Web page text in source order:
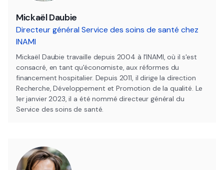
Mickaël Daubie
Directeur général Service des soins de santé chez
INAMI
Mickaël Daubie travaille depuis 2004 à l'INAMI, où il s'est
consacré, en tant qu'économiste, aux réformes du
financement hospitalier. Depuis 2011, il dirige la direction
Recherche, Développement et Promotion de la qualité. Le
1er janvier 2023, il a été nommé directeur général du
Service des soins de santé.